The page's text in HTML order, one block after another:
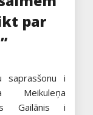
par
saprasšonu i
Meikuleņa
Gailānis i